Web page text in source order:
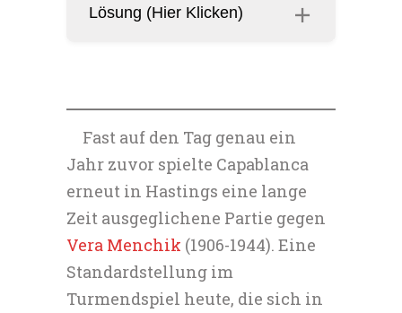
Lösung (Hier Klicken)
Fast auf den Tag genau ein
Jahr zuvor spielte Capablanca
erneut in Hastings eine lange
Zeit ausgeglichene Partie gegen
Vera Menchik (1906-1944). Eine
Standardstellung im
Turmendspiel heute, die sich in